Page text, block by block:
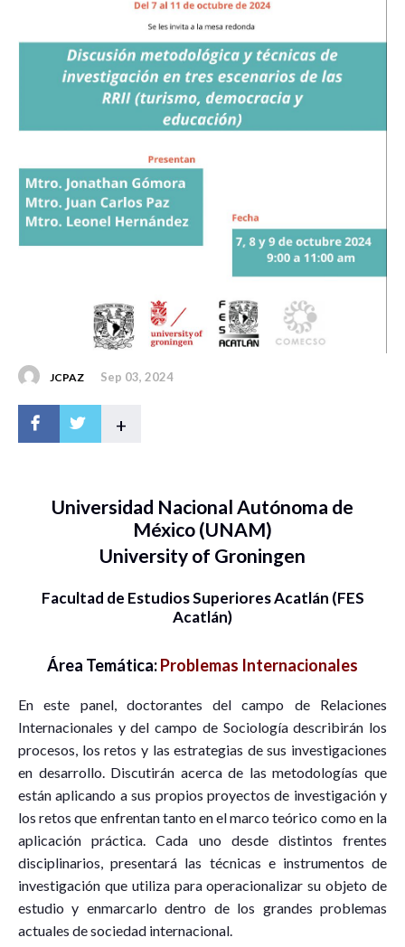
JCPAZ Sep 03, 2024
+
Universidad Nacional Autónoma de
México (UNAM)
University of Groningen
Facultad de Estudios Superiores Acatlán (FES
Acatlán)
Área Temática:Problemas Internacionales
En este panel, doctorantes del campo de Relaciones
Internacionales y del campo de Sociología describirán los
procesos, los retos y las estrategias de sus investigaciones
en desarrollo. Discutirán acerca de las metodologías que
están aplicando a sus propios proyectos de investigación y
los retos que enfrentan tanto en el marco teórico como en la
aplicación práctica. Cada uno desde distintos frentes
disciplinarios, presentará las técnicas e instrumentos de
investigación que utiliza para operacionalizar su objeto de
estudio y enmarcarlo dentro de los grandes problemas
actuales de sociedad internacional.